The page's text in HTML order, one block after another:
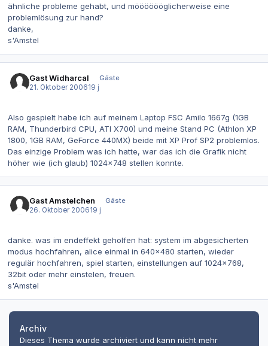
ähnliche probleme gehabt, und mööööööglicherweise eine
problemlösung zur hand?
danke,
s'Amstel
Gast Widharcal
Gäste
21. Oktober 200619 j
Also gespielt habe ich auf meinem Laptop FSC Amilo 1667g (1GB
RAM, Thunderbird CPU, ATI X700) und meine Stand PC (Athlon XP
1800, 1GB RAM, GeForce 440MX) beide mit XP Prof SP2 problemlos.
Das einzige Problem was ich hatte, war das ich die Grafik nicht
höher wie (ich glaub) 1024x748 stellen konnte.
Gast Amstelchen
Gäste
26. Oktober 200619 j
danke. was im endeffekt geholfen hat: system im abgesicherten
modus hochfahren, alice einmal in 640x480 starten, wieder
regulär hochfahren, spiel starten, einstellungen auf 1024x768,
32bit oder mehr einstelen, freuen.
s'Amstel
Archiv
Dieses Thema wurde archiviert und kann nicht mehr